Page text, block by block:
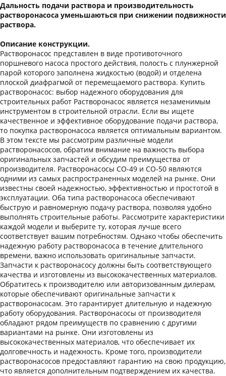
Дальность подачи раствора и производительность
растворонасоса уменьшаються при снижении подвижности
раствора.
Описание конструкции.
Растворонасос представлен в виде противоточного
поршневого насоса простого действия, полость с плунжерной
парой которого заполнена жидкостью (водой) и отделена
плоской диафрагмой от перемещаемого раствора. Купить
растворонасос: выбор надежного оборудования для
строительных работ Растворонасос является незаменимым
инструментом в строительной отрасли. Если вы ищете
качественное и эффективное оборудование подачи раствора,
то покупка растворонасоса является оптимальным вариантом.
В этом тексте мы рассмотрим различные модели
растворонасосов, обратим внимание на важность выбора
оригинальных запчастей и обсудим преимущества от
производителя. Растворонасосы СО-49 и СО-50 являются
одними из самых распространенных моделей на рынке. Они
известны своей надежностью, эффективностью и простотой в
эксплуатации. Оба типа растворонасоса обеспечивают
быструю и равномерную подачу раствора, позволяя удобно
выполнять строительные работы. Рассмотрите характеристики
каждой модели и выберите ту, которая лучше всего
соответствует вашим потребностям. Однако чтобы обеспечить
надежную работу растворонасоса в течение длительного
времени, важно использовать оригинальные запчасти.
Запчасти к растворонасосу должны быть соответствующего
качества и изготовлены из высококачественных материалов.
Обратитесь к производителю или авторизованным дилерам,
которые обеспечивают оригинальные запчасти к
растворонасосам. Это гарантирует длительную и надежную
работу оборудования. Растворонасосы от производителя
обладают рядом преимуществ по сравнению с другими
вариантами на рынке. Они изготовлены из
высококачественных материалов, что обеспечивает их
долговечность и надежность. Кроме того, производители
растворонасосов предоставляют гарантию на свою продукцию,
что является дополнительным подтверждением их качества.